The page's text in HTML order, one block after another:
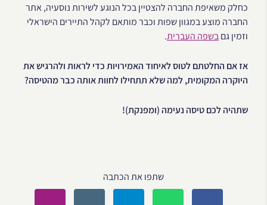
כחלק משאיפת החברה להצטיין בכל הנוגע לשירות נוסעיה, אתר
החברה מוצע במגוון שפות וכבר מותאם לקהל התיירים הישראלי
וזמין גםבשפה העברית.
אז אם החלטתם לטוס לאיחוד האמירויות כדי לראות ולהרגיש את
היוקרה המקומית, למה שלא תתחילו לחוות אותה כבר מהטיסה?
שתהיה לכם טיסה נעימה (ומפנקת)!
שתפו את הכתבה